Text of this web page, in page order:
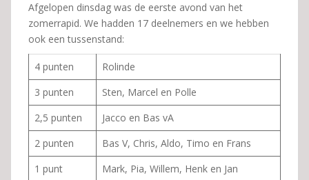
Afgelopen dinsdag was de eerste avond van het
zomerrapid. We hadden 17 deelnemers en we hebben
ook een tussenstand:
4 punten
Rolinde
3 punten
Sten, Marcel en Polle
2,5 punten
Jacco en Bas vA
2 punten
Bas V, Chris, Aldo, Timo en Frans
1 punt
Mark, Pia, Willem, Henk en Jan